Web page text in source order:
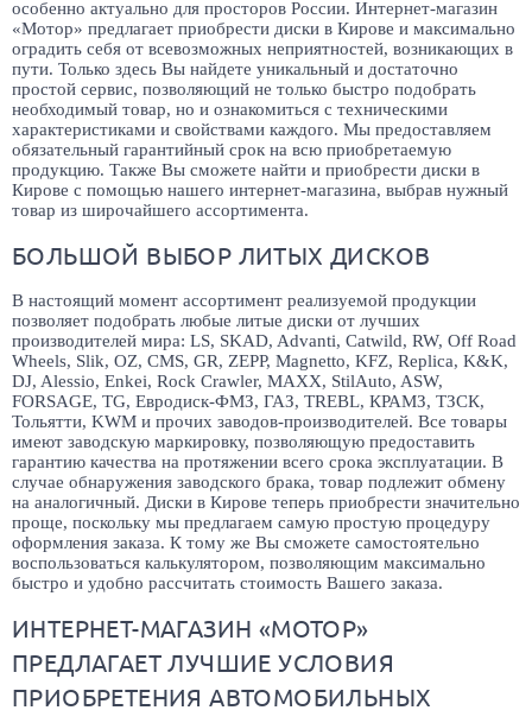
особенно актуально для просторов России. Интернет-магазин
«Мотор» предлагает приобрести диски в Кирове и максимально
оградить себя от всевозможных неприятностей, возникающих в
пути. Только здесь Вы найдете уникальный и достаточно
простой сервис, позволяющий не только быстро подобрать
необходимый товар, но и ознакомиться с техническими
характеристиками и свойствами каждого. Мы предоставляем
обязательный гарантийный срок на всю приобретаемую
продукцию. Также Вы сможете найти и приобрести диски в
Кирове с помощью нашего интернет-магазина, выбрав нужный
товар из широчайшего ассортимента.
БОЛЬШОЙ ВЫБОР ЛИТЫХ ДИСКОВ
В настоящий момент ассортимент реализуемой продукции
позволяет подобрать любые литые диски от лучших
производителей мира: LS, SKAD, Advanti, Catwild, RW, Off Road
Wheels, Slik, OZ, CMS, GR, ZEPP, Magnetto, KFZ, Replica, K&K,
DJ, Alessio, Enkei, Rock Crawler, MAXX, StilAuto, ASW,
FORSAGE, TG, Евродиск-ФМЗ, ГАЗ, TREBL, КРАМЗ, ТЗСК,
Тольятти, KWM и прочих заводов-производителей. Все товары
имеют заводскую маркировку, позволяющую предоставить
гарантию качества на протяжении всего срока эксплуатации. В
случае обнаружения заводского брака, товар подлежит обмену
на аналогичный. Диски в Кирове теперь приобрести значительно
проще, поскольку мы предлагаем самую простую процедуру
оформления заказа. К тому же Вы сможете самостоятельно
воспользоваться калькулятором, позволяющим максимально
быстро и удобно рассчитать стоимость Вашего заказа.
ИНТЕРНЕТ-МАГАЗИН «МОТОР»
ПРЕДЛАГАЕТ ЛУЧШИЕ УСЛОВИЯ
ПРИОБРЕТЕНИЯ АВТОМОБИЛЬНЫХ